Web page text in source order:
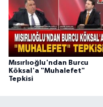
Mısırlıoğlu'ndan Burcu
Köksal'a "Muhalefet"
Tepkisi